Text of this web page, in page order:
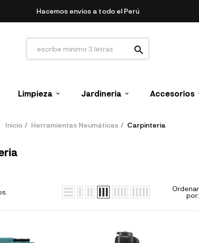
Hacemos envios a todo el Perú
search
Limpieza Jardineria Accesorios
Inicio Herramientas Neumáticas Carpinteria
Ordenar
por: